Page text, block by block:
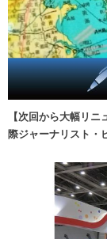
【次回から大幅リ
際ジャーナリスト・